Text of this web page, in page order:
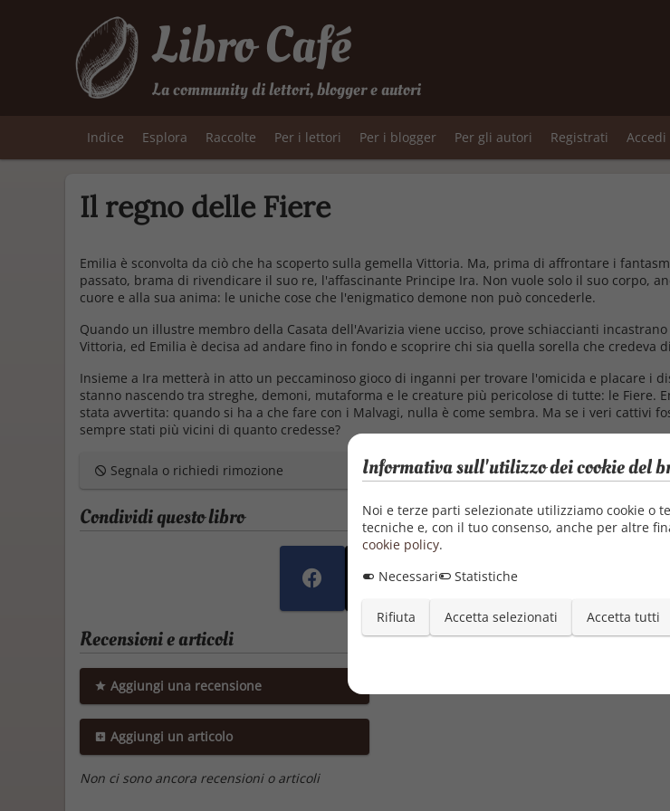
Libro Café
La community di lettori, blogger e autori
Indice Esplora Raccolte Per i lettori Per i blogger Per gli autori Registrati Accedi
Il regno delle Fiere
Emilia è sconvolta da ciò che ha scoperto sulla gemella Vittoria. Ma, prima di affrontare i
passato, brama di rivendicare il suo re, l'affascinante Principe Ira. Non vuole solo il suo corpo,
cuore e alla sua anima: le uniche cose che l'enigmatico demone non può concederle.
Quando un illustre membro della Casata dell'Avarizia viene ucciso, prove schiaccianti
Vittoria, ed Emilia è decisa ad andare fino in fondo e scoprire chi sia quella sorella che credeva
Insieme a Ira metterà in atto un peccaminoso gioco di inganni per trovare l'omicida e placare i
stanno nascendo tra streghe, demoni, mutaforma e le creature più pericolose di tutte: le Fiere.
stata avvertita: quando si ha a che fare con i Malvagi, nulla è come sembra. Ma se i veri cattivi
sempre stati più vicini di quanto credesse?
Segnala o richiedi rimozione
Condividi questo libro
Recensioni e articoli
Aggiungi una recensione
Aggiungi un articolo
Non ci sono ancora recensioni o articoli
Informativa sull'utilizzo dei cookie del
Noi e terze parti selezionate utilizziamo cookie o
tecniche e, con il tuo consenso, anche per altre
cookie policy.
Necessari
Statistiche
Rifiuta Accetta selezionati Accetta tutti